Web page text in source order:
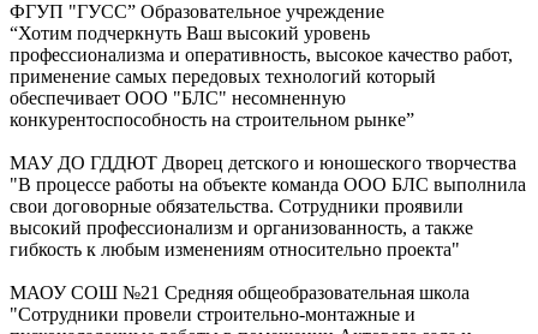
ФГУП "ГУСС” Образовательное учреждение
“Хотим подчеркнуть Ваш высокий уровень
профессионализма и оперативность, высокое качество работ,
применение самых передовых технологий который
обеспечивает ООО "БЛС" несомненную
конкурентоспособность на строительном рынке”
МАУ ДО ГДДЮТ Дворец детского и юношеского творчества
"В процессе работы на объекте команда ООО БЛС выполнила
свои договорные обязательства. Сотрудники проявили
высокий профессионализм и организованность, а также
гибкость к любым изменениям относительно проекта"
МАОУ СОШ №21 Средняя общеобразовательная школа
"Сотрудники провели строительно-монтажные и